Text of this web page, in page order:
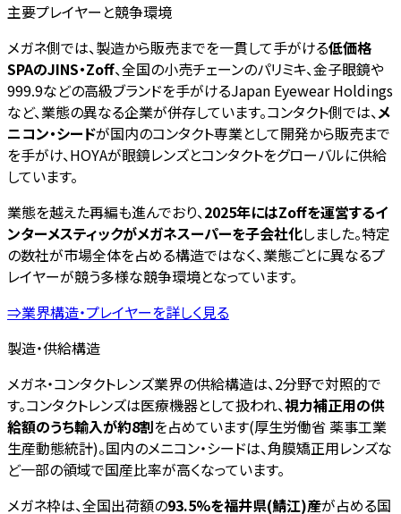
主要プレイヤーと競争環境
メガネ側では、製造から販売までを一貫して手がける低価格
SPAのJINS・Zoff、全国の小売チェーンのパリミキ、金子眼鏡や
999.9などの高級ブランドを手がけるJapan Eyewear Holdings
など、業態の異なる企業が併存しています。コンタクト側では、メ
ニコン・シードが国内のコンタクト専業として開発から販売まで
を手がけ、HOYAが眼鏡レンズとコンタクトをグローバルに供給
しています。
業態を越えた再編も進んでおり、2025年にはZoffを運営するイ
ンターメスティックがメガネスーパーを子会社化しました。特定
の数社が市場全体を占める構造ではなく、業態ごとに異なるプ
レイヤーが競う多様な競争環境となっています。
⇒業界構造・プレイヤーを詳しく見る
製造・供給構造
メガネ・コンタクトレンズ業界の供給構造は、2分野で対照的で
す。コンタクトレンズは医療機器として扱われ、視力補正用の供
給額のうち輸入が約8割を占めています(厚生労働省 薬事工業
生産動態統計)。国内のメニコン・シードは、角膜矯正用レンズな
ど一部の領域で国産比率が高くなっています。
メガネ枠は、全国出荷額の93.5%を福井県(鯖江)産が占める国